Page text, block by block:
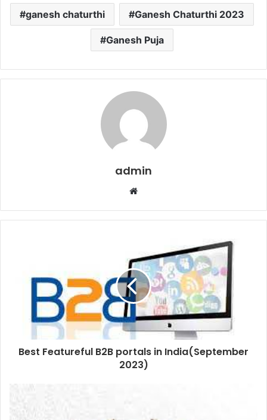
ganesh chaturthi Ganesh Chaturthi 2023
Ganesh Puja
admin
Website
Best Featureful B2B portals in India(September
2023)